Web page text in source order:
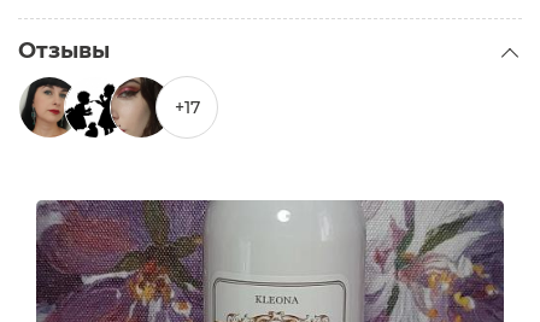
Отзывы
+17